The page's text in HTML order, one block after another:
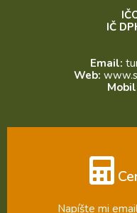
IČ
Email:
Web:
Napíšte mi